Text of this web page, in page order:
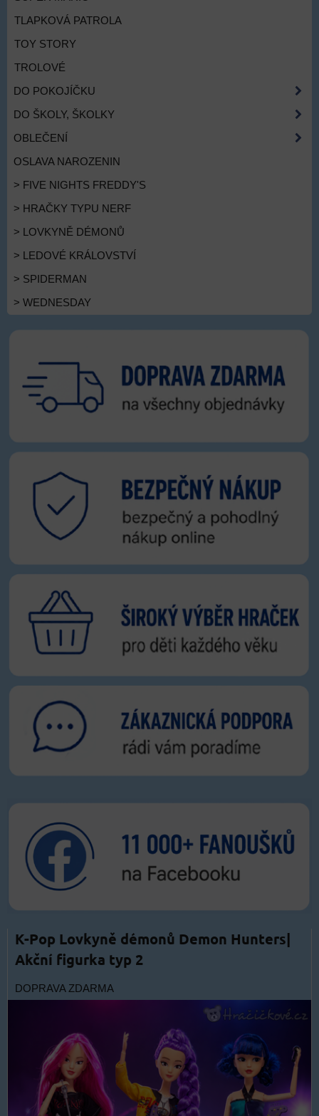
TLAPKOVÁ PATROLA
TOY STORY
TROLOVÉ
DO POKOJÍČKU
DO ŠKOLY, ŠKOLKY
OBLEČENÍ
OSLAVA NAROZENIN
> FIVE NIGHTS FREDDY'S
> HRAČKY TYPU NERF
> LOVKYNĚ DÉMONŮ
> LEDOVÉ KRÁLOVSTVÍ
> SPIDERMAN
> WEDNESDAY
K-Pop Lovkyně démonů Demon Hunters|
Akční figurka typ 2
DOPRAVA ZDARMA